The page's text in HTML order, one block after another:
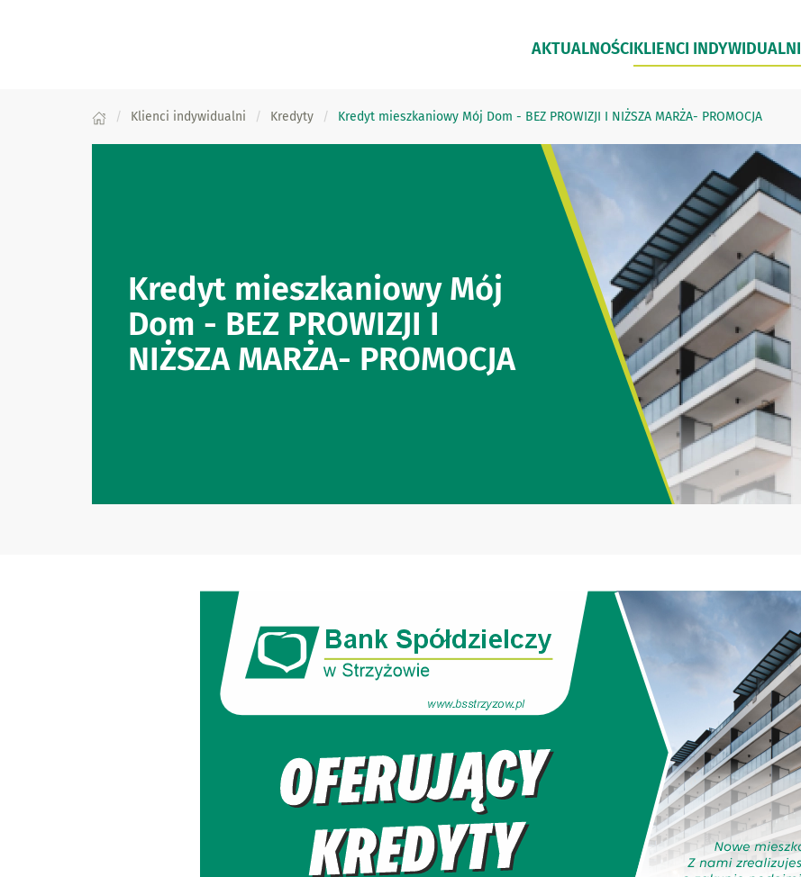
AKTUALNOŚCIKLIENCI INDYWIDUALNI
Klienci indywidualni Kredyty Kredyt mieszkaniowy Mój Dom - BEZ PROWIZJI I NIŻSZA MARŻA- PROMOCJA
Kredyt mieszkaniowy Mój
Dom - BEZ PROWIZJI I
NIŻSZA MARŻA- PROMOCJA